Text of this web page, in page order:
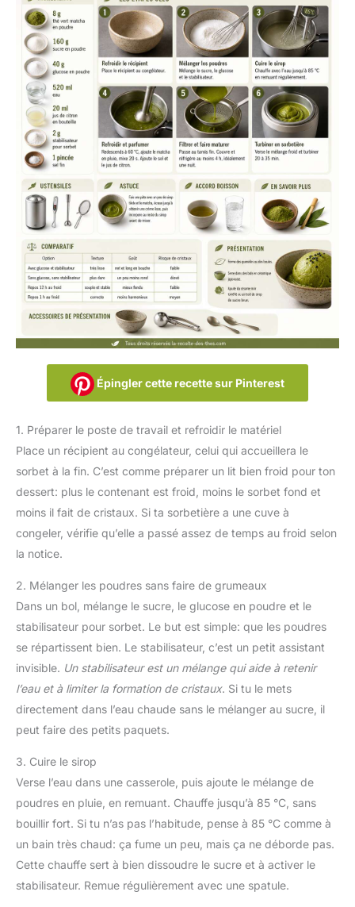
Épingler cette recette sur Pinterest
1. Préparer le poste de travail et refroidir le matériel
Place un récipient au congélateur, celui qui accueillera le
sorbet à la fin. C’est comme préparer un lit bien froid pour ton
dessert: plus le contenant est froid, moins le sorbet fond et
moins il fait de cristaux. Si ta sorbetière a une cuve à
congeler, vérifie qu’elle a passé assez de temps au froid selon
la notice.
2. Mélanger les poudres sans faire de grumeaux
Dans un bol, mélange le sucre, le glucose en poudre et le
stabilisateur pour sorbet. Le but est simple: que les poudres
se répartissent bien. Le stabilisateur, c’est un petit assistant
invisible. Un stabilisateur est un mélange qui aide à retenir
l’eau et à limiter la formation de cristaux. Si tu le mets
directement dans l’eau chaude sans le mélanger au sucre, il
peut faire des petits paquets.
3. Cuire le sirop
Verse l’eau dans une casserole, puis ajoute le mélange de
poudres en pluie, en remuant. Chauffe jusqu’à 85 °C, sans
bouillir fort. Si tu n’as pas l’habitude, pense à 85 °C comme à
un bain très chaud: ça fume un peu, mais ça ne déborde pas.
Cette chauffe sert à bien dissoudre le sucre et à activer le
stabilisateur. Remue régulièrement avec une spatule.